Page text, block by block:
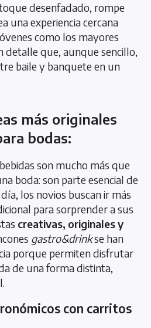
desenfadado, rompe
una experiencia cercana
como los mayores
detalle que, aunque sencillo,
baile y banquete en un
más originales
bodas:
son mucho más que
boda: son parte esencial de
los novios buscan ir más
para sorprender a sus
creativas, originales y
gastro&drinkse han
porque permiten disfrutar
de una forma distinta,
con carritos